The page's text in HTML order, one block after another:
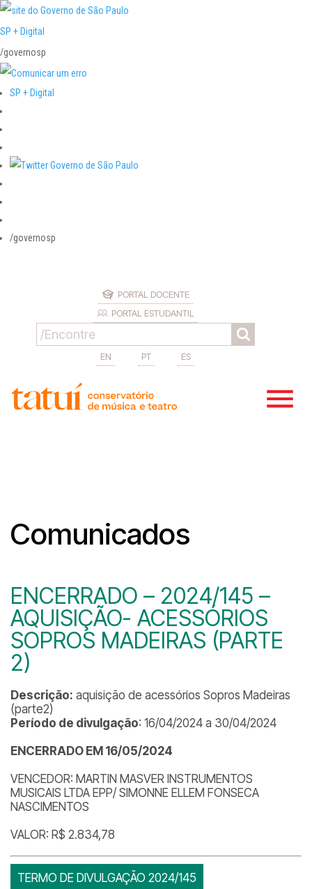
SP + Digital
/governosp
SP + Digital
/governosp
PORTAL DOCENTE
PORTAL ESTUDANTIL
EN PT ES
Comunicados
ENCERRADO – 2024/145 –
AQUISIÇÃO- ACESSÓRIOS
SOPROS MADEIRAS (PARTE
2)
Descrição: aquisição de acessórios Sopros Madeiras
(parte2)
Período de divulgação: 16/04/2024 a 30/04/2024
ENCERRADO EM 16/05/2024
VENCEDOR: MARTIN MASVER INSTRUMENTOS
MUSICAIS LTDA EPP/ SIMONNE ELLEM FONSECA
NASCIMENTOS
VALOR: R$ 2.834,78
TERMO DE DIVULGAÇÃO 2024/145